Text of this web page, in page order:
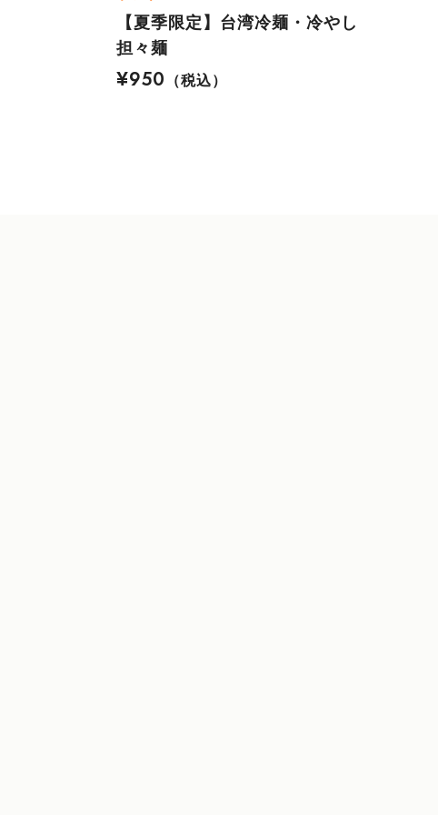
【夏季限定】台湾冷麺・冷やし
担々麺
¥950
（税込）